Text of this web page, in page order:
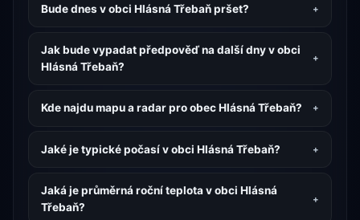
Bude dnes v obci Hlásná Třebaň pršet?
Jak bude vypadat předpověď na další dny v obci
Hlásná Třebaň?
Kde najdu mapu a radar pro obec Hlásná Třebaň?
Jaké je typické počasí v obci Hlásná Třebaň?
Jaká je průměrná roční teplota v obci Hlásná
Třebaň?